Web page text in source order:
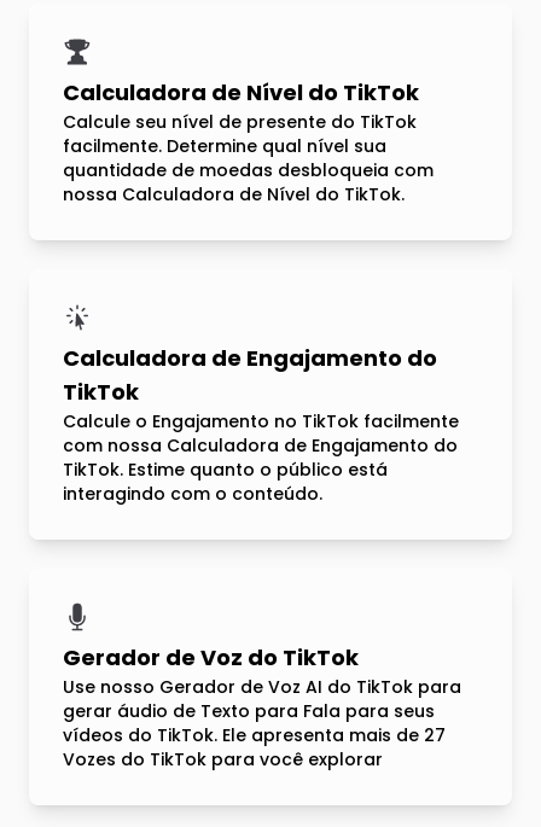
Calculadora de Nível do TikTok
Calcule seu nível de presente do TikTok
facilmente. Determine qual nível sua
quantidade de moedas desbloqueia com
nossa Calculadora de Nível do TikTok.
Calculadora de Engajamento do
TikTok
Calcule o Engajamento no TikTok facilmente
com nossa Calculadora de Engajamento do
TikTok. Estime quanto o público está
interagindo com o conteúdo.
Gerador de Voz do TikTok
Use nosso Gerador de Voz AI do TikTok para
gerar áudio de Texto para Fala para seus
vídeos do TikTok. Ele apresenta mais de 27
Vozes do TikTok para você explorar